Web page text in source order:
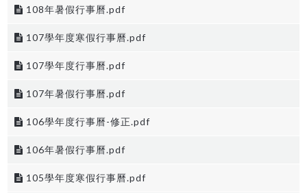
108年暑假行事曆.pdf
107學年度寒假行事曆.pdf
107學年度行事曆.pdf
107年暑假行事曆.pdf
106學年度行事曆-修正.pdf
106年暑假行事曆.pdf
105學年度寒假行事曆.pdf